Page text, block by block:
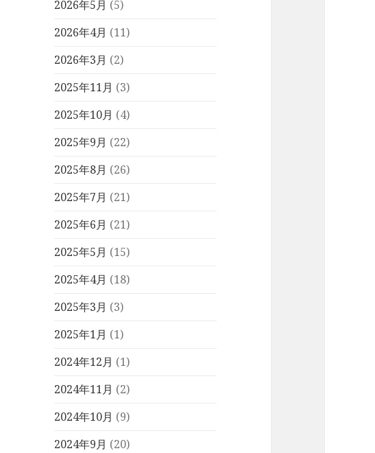
2026年5月 (5)
2026年4月 (11)
2026年3月 (2)
2025年11月 (3)
2025年10月 (4)
2025年9月 (22)
2025年8月 (26)
2025年7月 (21)
2025年6月 (21)
2025年5月 (15)
2025年4月 (18)
2025年3月 (3)
2025年1月 (1)
2024年12月 (1)
2024年11月 (2)
2024年10月 (9)
2024年9月 (20)